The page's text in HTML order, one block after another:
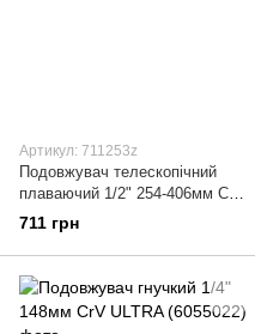
Артикул: 711253z
Подовжувач телескопічний
плаваючий 1/2" 254-406мм CrV
ULTRA (711253z)
711 грн